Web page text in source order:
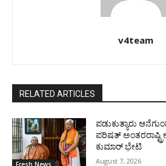
v4team
RELATED ARTICLES
ಪಡುಕುತ್ಯಾರು
ಪರಿಷತ್
ಕುಮಾರ್ ಭೇಟಿ
August 7, 2026